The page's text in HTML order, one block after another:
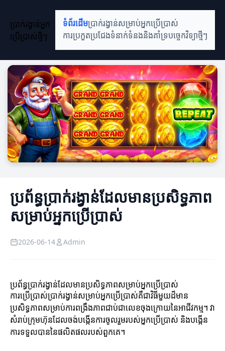
ប្រាក់រង្វាន់អ្នក
ប្រើប្រាស់ថ្មីៗ
ទំព័រដើមប្រាក់រង្វាន់សម្រាប់អ្នកប្រើប្រាស់
ការប្រកួតប្រជែងទំនាក់ទំនងនិងគាំទ្របច្ចេកវិទ្យាថ្មីៗ
ប្រព័ន្ធប្រាក់រង្វាន់ដែលមានប្រសិទ្ធភាព
សម្រាប់អ្នកប្រើប្រាស់
2026-06-14 Admin
ប្រព័ន្ធប្រាក់រង្វាន់ដែលមានប្រសិទ្ធភាពសម្រាប់អ្នកប្រើប្រាស់
ការប្រើប្រាស់ប្រាក់រង្វាន់សម្រាប់អ្នកប្រើប្រាស់គឺជាវិធីមួយដ៏មាន
ប្រសិទ្ធភាពសម្រាប់ការពង្រឹងភាពជាប់ជាលេខចុងក្រោយនៃអាជីវកម្ម។ វា
សំរាប់ក្រុមហ៊ុនដែលចង់បង្កើនការចូលរួមរបស់អ្នកប្រើប្រាស់ និងបង្កើន
ការទទួលបាននៃផលិតផលរបស់ពួកគេ។